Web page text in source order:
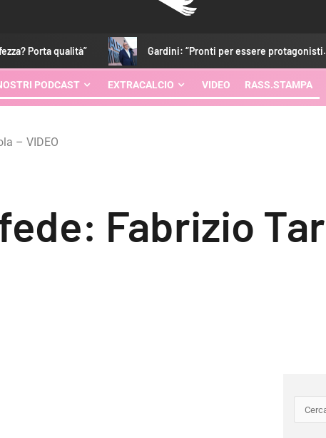
Gardini: “Pronti per essere protagonisti. Con i tifosi nulla
PODCAST EXTRACALCIO VIDEO RASS.STAMPA
– VIDEO
Fabrizio